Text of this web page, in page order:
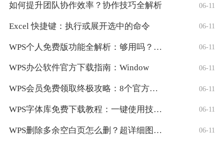
如何提升团队协作效率？协作技巧全解析 06-11
Excel 快捷键：执行或展开选中的命令 06-11
WPS个人免费版功能全解析：够用吗？适合 06-11
WPS办公软件官方下载指南：Window 06-11
WPS会员免费领取终极攻略：8个官方认证 06-11
WPS字体库免费下载教程：一键使用技巧与 06-11
WPS删除多余空白页怎么删？超详细图文教 06-11